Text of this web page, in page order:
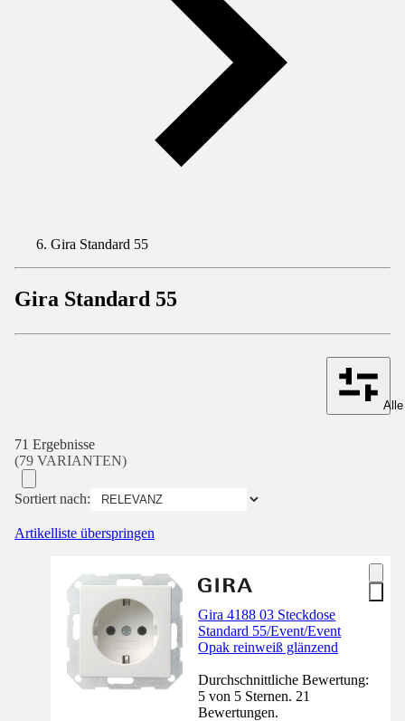
Gira Standard 55
Gira Standard 55
71 Ergebnisse
(79 VARIANTEN)
Sortiert nach:
Artikelliste überspringen
Gira 4188 03 Steckdose
Standard 55/Event/Event
Opak reinweiß glänzend
Durchschnittliche Bewertung:
5 von 5 Sternen. 21
Bewertungen.